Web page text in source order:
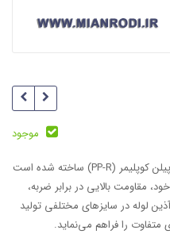
موجود
سه راهی40 تک لایه آذین از جنس پلی‌پروپیلن کوپلیمر (PP-R) ساخته شده است
مقاومت بالایی در برابر ضربه،
لوله در سایزهای مختلفی تولید
را فراهم می‌نماید.